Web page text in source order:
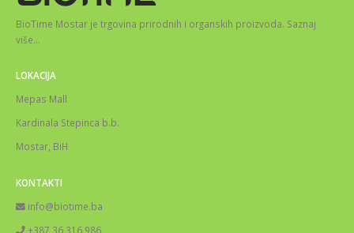
BioTime Mostar je trgovina prirodnih i organskih proizvoda. Saznaj
više…
LOKACIJA
Mepas Mall
Kardinala Stepinca b.b.
Mostar, BiH
KONTAKTI
info@biotime.ba
+387 36 316 986